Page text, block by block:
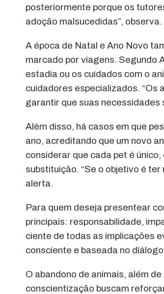
posteriormente porque os
adoção malsucedidas”, observa.
A época de Natal e Ano Novo
marcado por viagens. Segundo
estadia ou os cuidados com o
cuidadores especializados. “Os
garantir que suas necessidades
Além disso, há casos em que
ano, acreditando que um novo
considerar que cada pet é
substituição. “Se o objetivo é
alerta.
Para quem deseja presentear
principais: responsabilidade,
ciente de todas as implicações
consciente e baseada no
O abandono de animais, além
conscientização buscam